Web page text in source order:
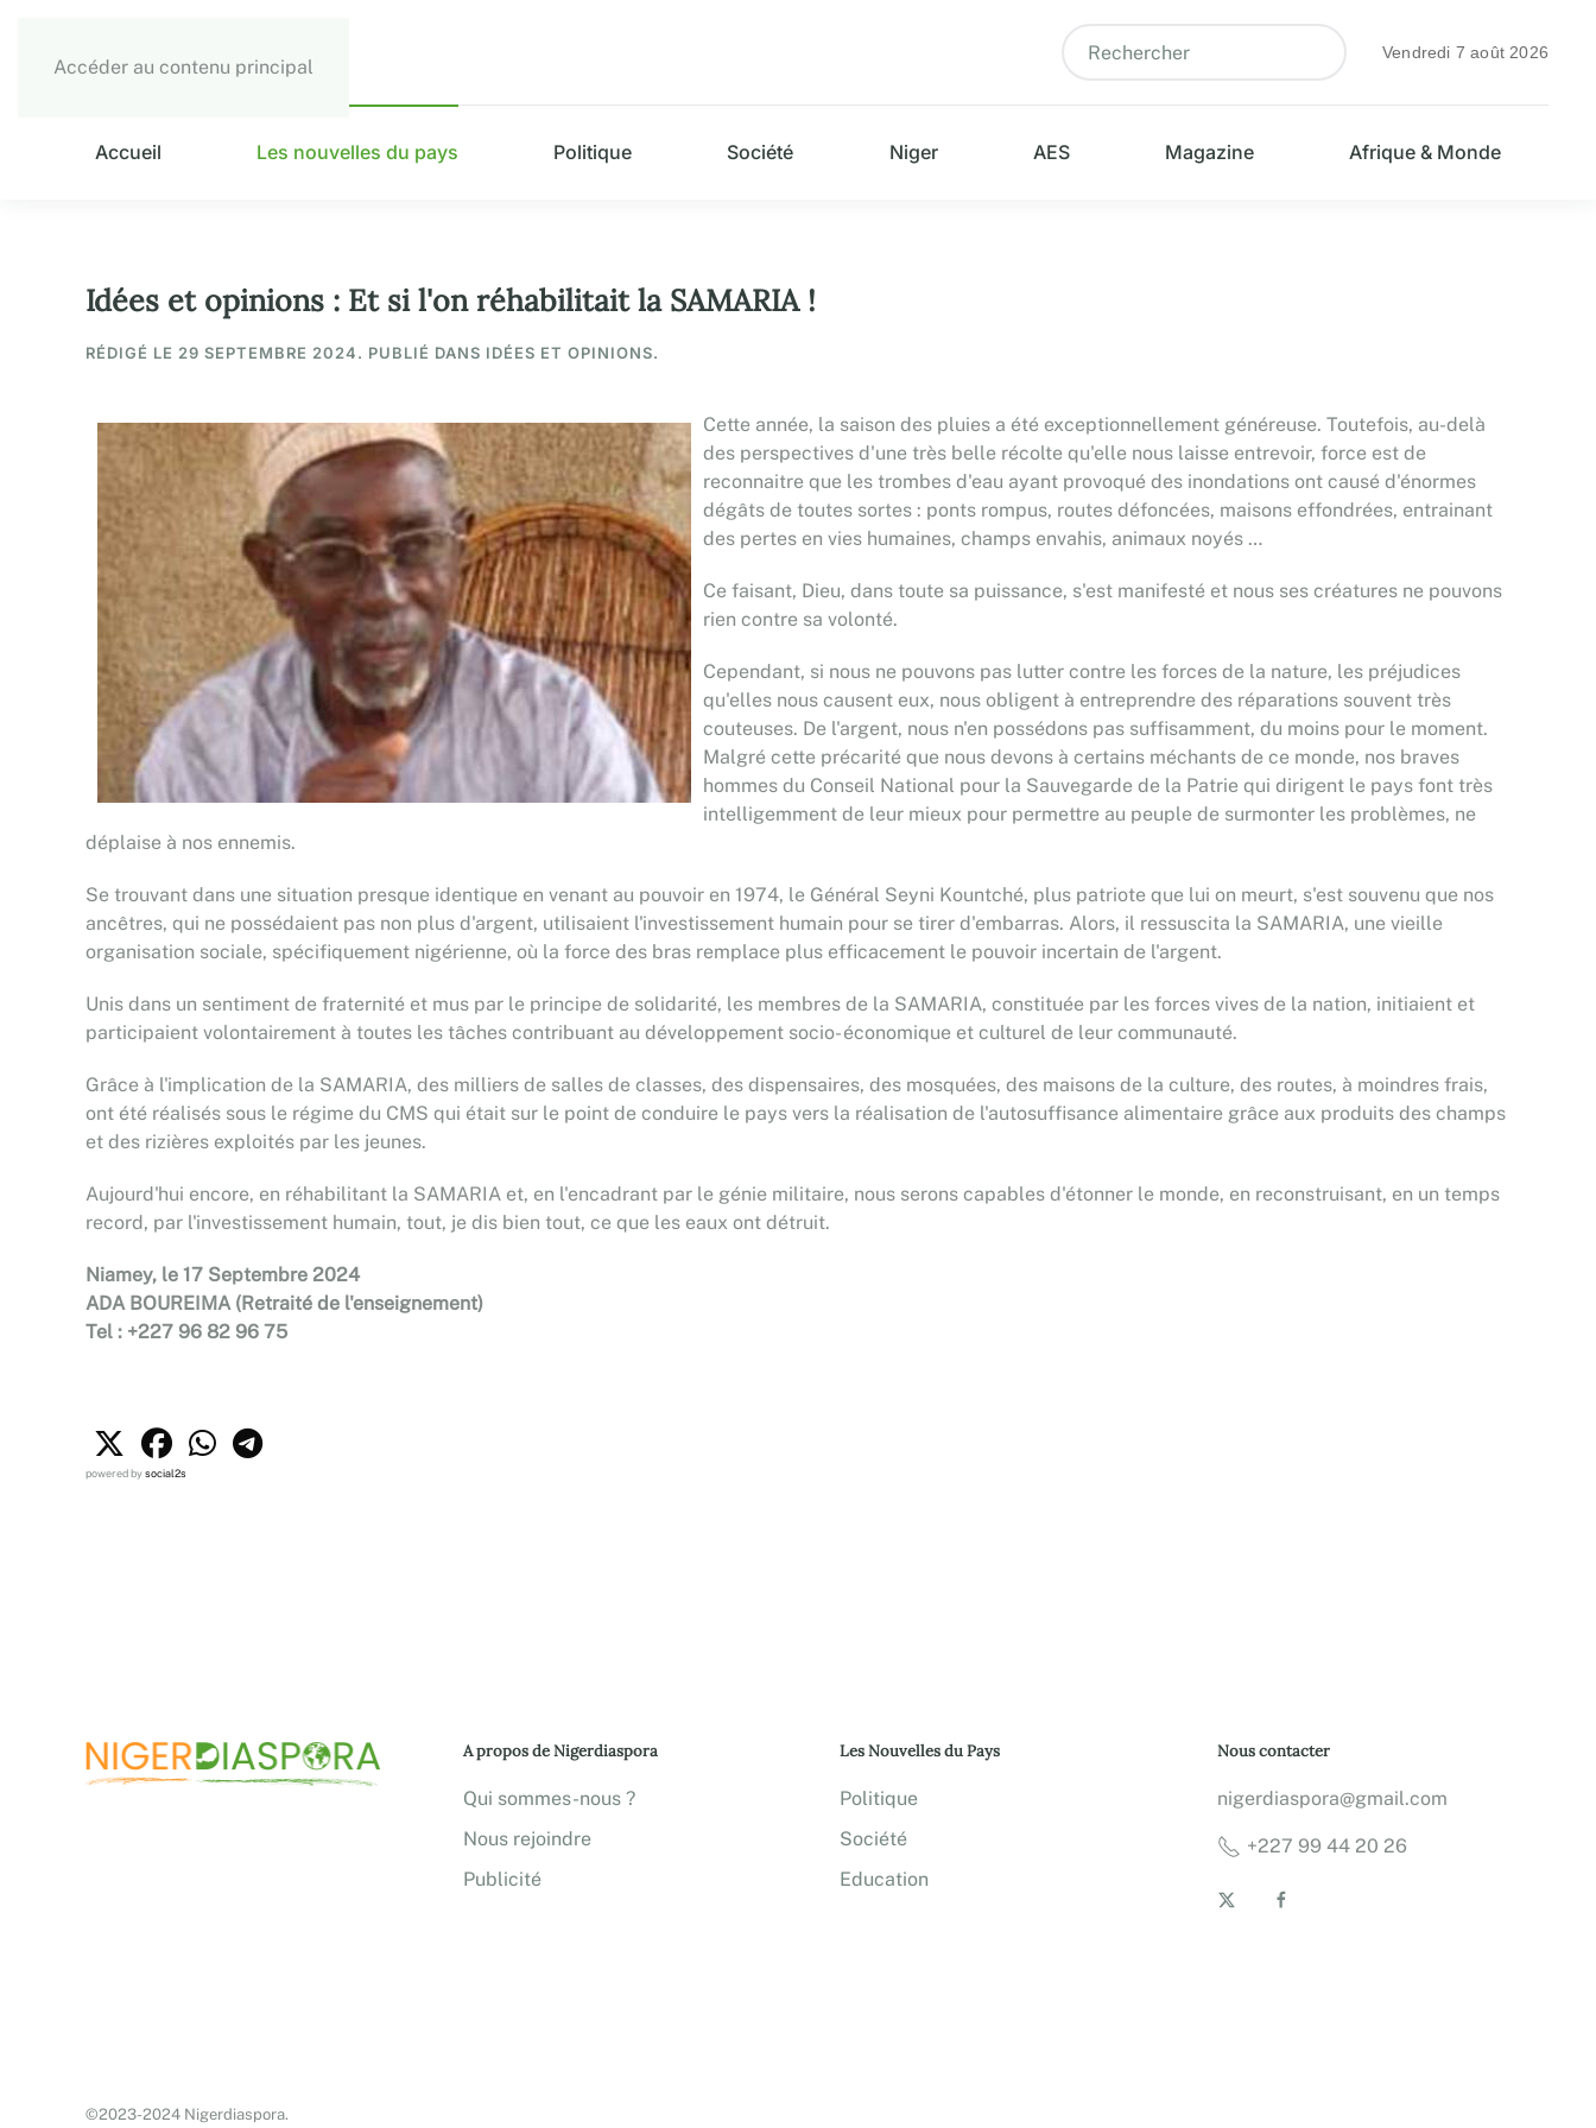
Accéder au contenu principal
Vendredi 7 août 2026
Accueil Les nouvelles du pays Politique Société Niger AES Magazine Afrique & Monde
Idées et opinions : Et si l'on réhabilitait la SAMARIA !
RÉDIGÉ LE 29 SEPTEMBRE 2024. PUBLIÉ DANS IDÉES ET OPINIONS.
Cette année, la saison des pluies a été exceptionnellement généreuse. Toutefois, au-delà
des perspectives d'une très belle récolte qu'elle nous laisse entrevoir, force est de
reconnaitre que les trombes d'eau ayant provoqué des inondations ont causé d'énormes
dégâts de toutes sortes : ponts rompus, routes défoncées, maisons effondrées, entrainant
des pertes en vies humaines, champs envahis, animaux noyés …
Ce faisant, Dieu, dans toute sa puissance, s'est manifesté et nous ses créatures ne pouvons
rien contre sa volonté.
Cependant, si nous ne pouvons pas lutter contre les forces de la nature, les préjudices
qu'elles nous causent eux, nous obligent à entreprendre des réparations souvent très
couteuses. De l'argent, nous n'en possédons pas suffisamment, du moins pour le moment.
Malgré cette précarité que nous devons à certains méchants de ce monde, nos braves
hommes du Conseil National pour la Sauvegarde de la Patrie qui dirigent le pays font très
intelligemment de leur mieux pour permettre au peuple de surmonter les problèmes, ne
déplaise à nos ennemis.
Se trouvant dans une situation presque identique en venant au pouvoir en 1974, le Général Seyni Kountché, plus patriote que lui on meurt, s'est souvenu que nos
ancêtres, qui ne possédaient pas non plus d'argent, utilisaient l'investissement humain pour se tirer d'embarras. Alors, il ressuscita la SAMARIA, une vieille
organisation sociale, spécifiquement nigérienne, où la force des bras remplace plus efficacement le pouvoir incertain de l'argent.
Unis dans un sentiment de fraternité et mus par le principe de solidarité, les membres de la SAMARIA, constituée par les forces vives de la nation, initiaient et
participaient volontairement à toutes les tâches contribuant au développement socio- économique et culturel de leur communauté.
Grâce à l'implication de la SAMARIA, des milliers de salles de classes, des dispensaires, des mosquées, des maisons de la culture, des routes, à moindres frais,
ont été réalisés sous le régime du CMS qui était sur le point de conduire le pays vers la réalisation de l'autosuffisance alimentaire grâce aux produits des champs
et des rizières exploités par les jeunes.
Aujourd'hui encore, en réhabilitant la SAMARIA et, en l'encadrant par le génie militaire, nous serons capables d'étonner le monde, en reconstruisant, en un temps
record, par l'investissement humain, tout, je dis bien tout, ce que les eaux ont détruit.
Niamey, le 17 Septembre 2024
ADA BOUREIMA (Retraité de l'enseignement)
Tel : +227 96 82 96 75
powered bysocial2s
A propos de Nigerdiaspora
Qui sommes-nous ?
Nous rejoindre
Publicité
Les Nouvelles du Pays
Politique
Société
Education
Nous contacter
nigerdiaspora@gmail.com
+227 99 44 20 26
©2023-2024 Nigerdiaspora.